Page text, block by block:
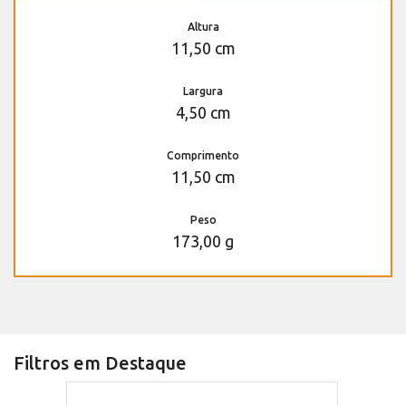
Altura
11,50 cm
Largura
4,50 cm
Comprimento
11,50 cm
Peso
173,00 g
Filtros em Destaque